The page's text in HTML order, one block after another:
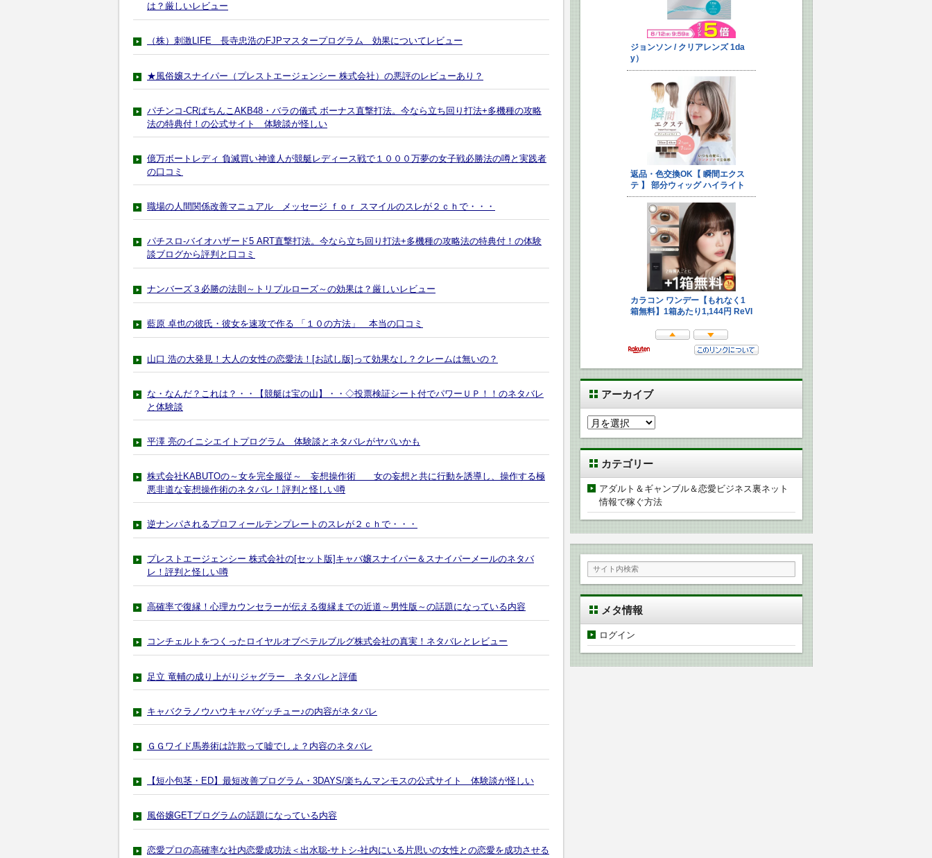
は？厳しいレビュー
（株）刺激LIFE 長寺忠浩のFJPマスタープログラム 効果についてレビュー
★風俗嬢スナイパー（プレストエージェンシー 株式会社）の悪評のレビューあり？
パチンコ-CRぱちんこAKB48・バラの儀式 ボーナス直撃打法。今なら立ち回り打法+多機種の攻略
法の特典付！の公式サイト 体験談が怪しい
億万ボートレディ 負滅買い神達人が競艇レディース戦で１０００万夢の女子戦必勝法の噂と実践者
の口コミ
職場の人間関係改善マニュアル メッセージ ｆｏｒ スマイルのスレが２ｃｈで・・・
パチスロ-バイオハザード5 ART直撃打法。今なら立ち回り打法+多機種の攻略法の特典付！の体験
談ブログから評判と口コミ
ナンバーズ３必勝の法則～トリプルローズ～の効果は？厳しいレビュー
藍原 卓也の彼氏・彼女を速攻で作る 「１０の方法」 本当の口コミ
山口 浩の大発見！大人の女性の恋愛法！[お試し版]って効果なし？クレームは無いの？
な・なんだ？これは？・・【競艇は宝の山】・・◇投票検証シート付でパワーＵＰ！！のネタバレ
と体験談
平澤 亮のイニシエイトプログラム 体験談とネタバレがヤバいかも
株式会社KABUTOの～女を完全服従～ 妄想操作術 女の妄想と共に行動を誘導し、操作する極
悪非道な妄想操作術のネタバレ！評判と怪しい噂
逆ナンパされるプロフィールテンプレートのスレが２ｃｈで・・・
プレストエージェンシー 株式会社の[セット版]キャバ嬢スナイパー＆スナイパーメールのネタバ
レ！評判と怪しい噂
高確率で復縁！心理カウンセラーが伝える復縁までの近道～男性版～の話題になっている内容
コンチェルトをつくったロイヤルオブペテルブルグ株式会社の真実！ネタバレとレビュー
足立 竜輔の成り上がりジャグラー ネタバレと評価
キャバクラノウハウキャバゲッチュー♪の内容がネタバレ
ＧＧワイド馬券術は詐欺って嘘でしょ？内容のネタバレ
【短小包茎・ED】最短改善プログラム・3DAYS/楽ちんマンモスの公式サイト 体験談が怪しい
風俗嬢GETプログラムの話題になっている内容
恋愛プロの高確率な社内恋愛成功法＜出水聡-サトシ-社内にいる片思いの女性との恋愛を成功させる
アーカイブ
ア
ー
カ
イ
ブ
カテゴリー
アダルト＆ギャンブル＆恋愛ビジネス裏ネット
情報で稼ぐ方法
メタ情報
ログイン